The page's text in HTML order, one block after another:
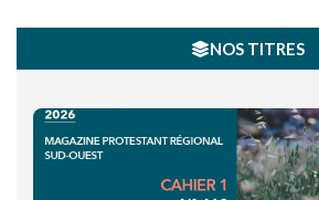
NOS TITRES